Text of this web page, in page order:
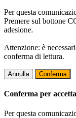
Per questa
Premere sul bottone
adesione.
Attenzione: è
conferma di lettura.
Annulla Conferma
Conferma per
Per questa